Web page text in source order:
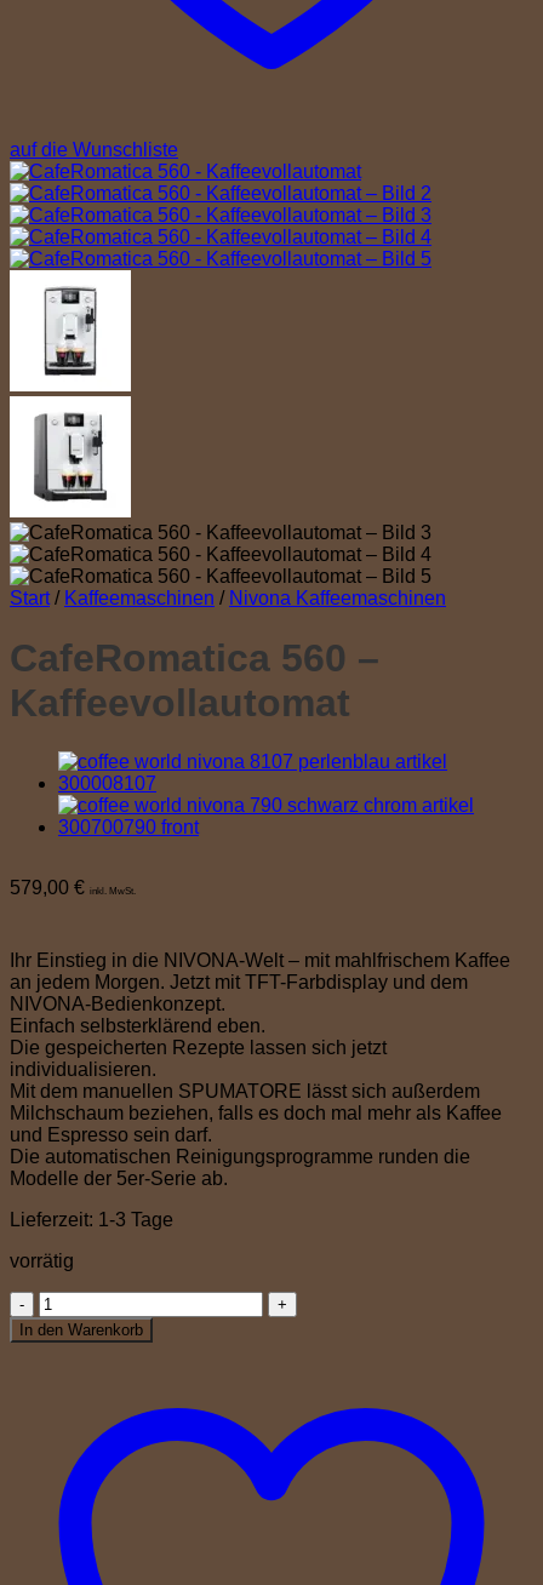
auf die Wunschliste
Start / Kaffeemaschinen / Nivona Kaffeemaschinen
CafeRomatica 560 –
Kaffeevollautomat
579,00 € inkl. MwSt.
Ihr Einstieg in die NIVONA-Welt – mit mahlfrischem Kaffee
an jedem Morgen. Jetzt mit TFT-Farbdisplay und dem
NIVONA-Bedienkonzept.
Einfach selbsterklärend eben.
Die gespeicherten Rezepte lassen sich jetzt
individualisieren.
Mit dem manuellen SPUMATORE lässt sich außerdem
Milchschaum beziehen, falls es doch mal mehr als Kaffee
und Espresso sein darf.
Die automatischen Reinigungsprogramme runden die
Modelle der 5er-Serie ab.
Lieferzeit: 1-3 Tage
vorrätig
CafeRomatica
560
-
In den Warenkorb